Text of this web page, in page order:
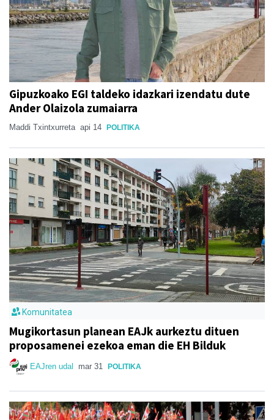
Gipuzkoako EGI taldeko idazkari izendatu dute
Ander Olaizola zumaiarra
Maddi Txintxurreta api 14 POLITIKA
Komunitatea
Mugikortasun planean EAJk aurkeztu dituen
proposamenei ezekoa eman die EH Bilduk
EAJren udal mar 31 POLITIKA